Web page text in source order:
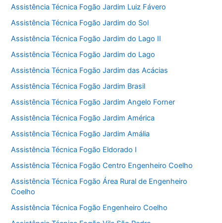
Assistência Técnica Fogão Jardim Luiz Fávero
Assistência Técnica Fogão Jardim do Sol
Assistência Técnica Fogão Jardim do Lago II
Assistência Técnica Fogão Jardim do Lago
Assistência Técnica Fogão Jardim das Acácias
Assistência Técnica Fogão Jardim Brasil
Assistência Técnica Fogão Jardim Angelo Forner
Assistência Técnica Fogão Jardim América
Assistência Técnica Fogão Jardim Amália
Assistência Técnica Fogão Eldorado I
Assistência Técnica Fogão Centro Engenheiro Coelho
Assistência Técnica Fogão Área Rural de Engenheiro
Coelho
Assistência Técnica Fogão Engenheiro Coelho